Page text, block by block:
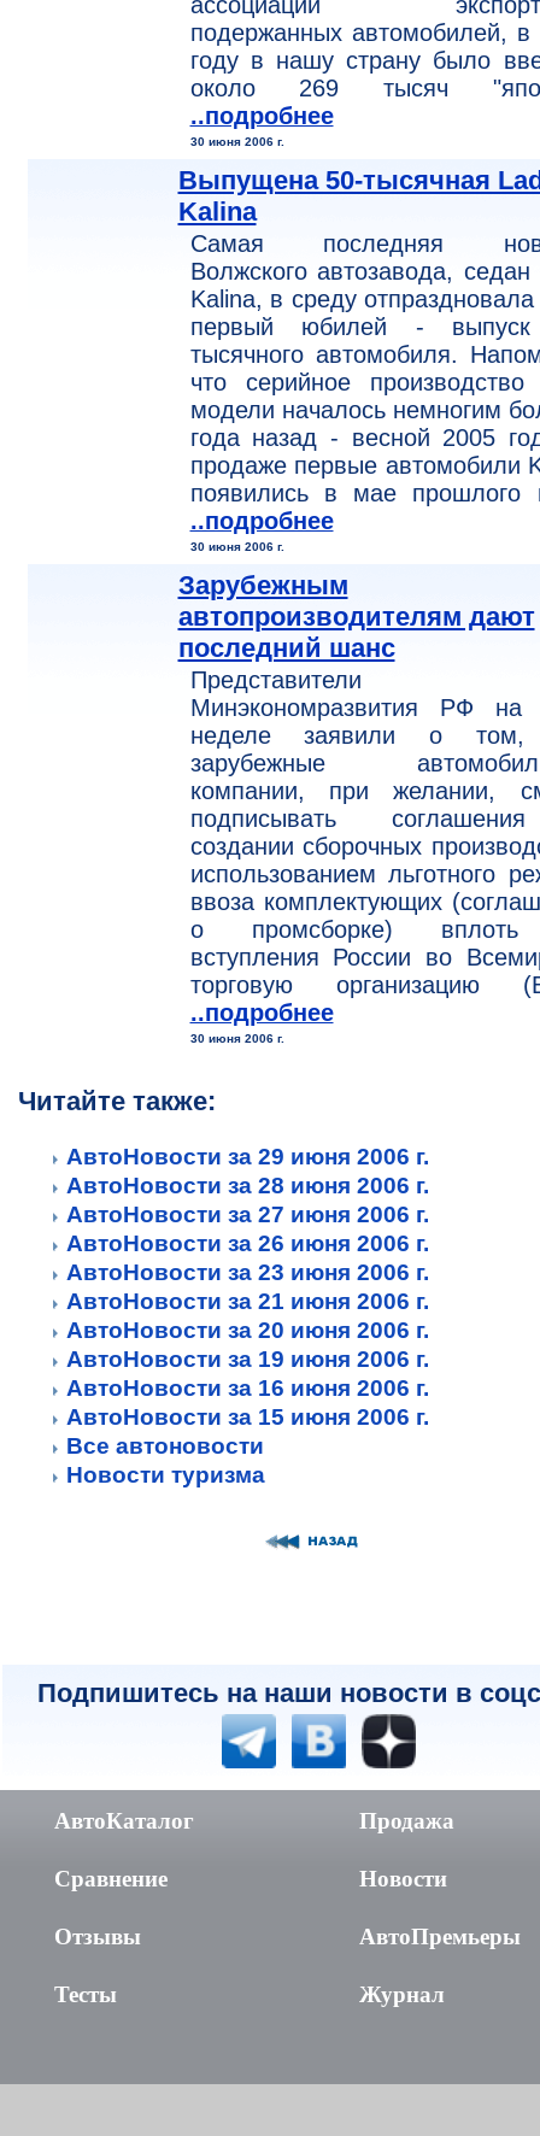
подержанных автомобилей, в
году в нашу страну было
около 269 тысяч
..подробнее
30 июня 2006 г.
Выпущена 50-тысячная
Kalina
Самая последняя
Волжского автозавода, седан
Kalina, в среду отпраздновала
первый юбилей -
тысячного автомобиля.
что серийное производство
модели началось немногим
года назад - весной 2005
продаже первые автомобили
появились в мае прошлого
..подробнее
30 июня 2006 г.
Зарубежным
автопроизводителям дают
последний шанс
Представители
Минэкономразвития РФ на
неделе заявили о том,
зарубежные
компании, при желании,
подписывать
создании сборочных
использованием льготного
ввоза комплектующих
о промсборке)
вступления России во
торговую организацию
..подробнее
30 июня 2006 г.
Читайте также:
АвтоНовости за 29 июня 2006 г.
АвтоНовости за 28 июня 2006 г.
АвтоНовости за 27 июня 2006 г.
АвтоНовости за 26 июня 2006 г.
АвтоНовости за 23 июня 2006 г.
АвтоНовости за 21 июня 2006 г.
АвтоНовости за 20 июня 2006 г.
АвтоНовости за 19 июня 2006 г.
АвтоНовости за 16 июня 2006 г.
АвтоНовости за 15 июня 2006 г.
Все автоновости
Новости туризма
Подпишитесь на наши новости в
АвтоКаталог
Сравнение
Отзывы
Тесты
Продажа
Новости
АвтоПремьеры
Журнал